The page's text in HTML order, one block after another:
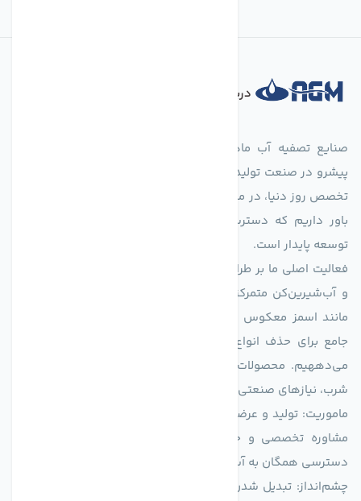
درباره فروشگاه
پیشرو در صنعت تولید تجهیزات تصفیه آب، با تکیه بر دانش فنی و
تخصص روز دنیا، در مسیر تأمین آب سالم و پایدار گام برمی‌دارد. ما
باور داریم که دسترسی به آب پاک، یک حق اساسی و زیربنای
توسعه پایدار است.
فعالیت اصلی ما بر طراحی و تولید سیستم‌های پیشرفته تصفیه آب
و آب‌شیرین‌کن متمرکز است. ما با بهره‌گیری از فناوری‌های نوین
جامع برای حذف انواع آلاینده‌ها، املاح و نمک از منابع آبی ارائه
می‌دههیم. محصولات ما برای مصارف متنوعی از جمله تأمین آب
شرب، نیازهای صنعتی و کشاورزی طراحی و بهینه‌سازی شده‌اند.
ماموریت: تولید و عرضه محصولاتی با بالاترین استاندارد کیفی، ارائه
مشاوره تخصصی و خدمات پس از فروش مطمئن برای تضمین
دسترسی همگان به آب پاک و سالم.
چشم‌انداز: تبدیل شدن به انتخاب اول صنایع و مصرف‌کنندگان در